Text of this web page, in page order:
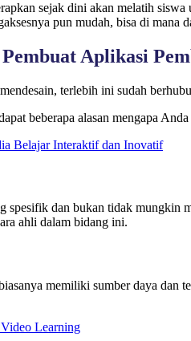
sejak dini akan melatih
pun mudah, bisa di mana
Aplikasi
terlebih ini sudah
beberapa alasan mengapa
Belajar Interaktif dan Inovatif
dan bukan tidak
ahli dalam bidang ini.
memiliki sumber daya
Learning